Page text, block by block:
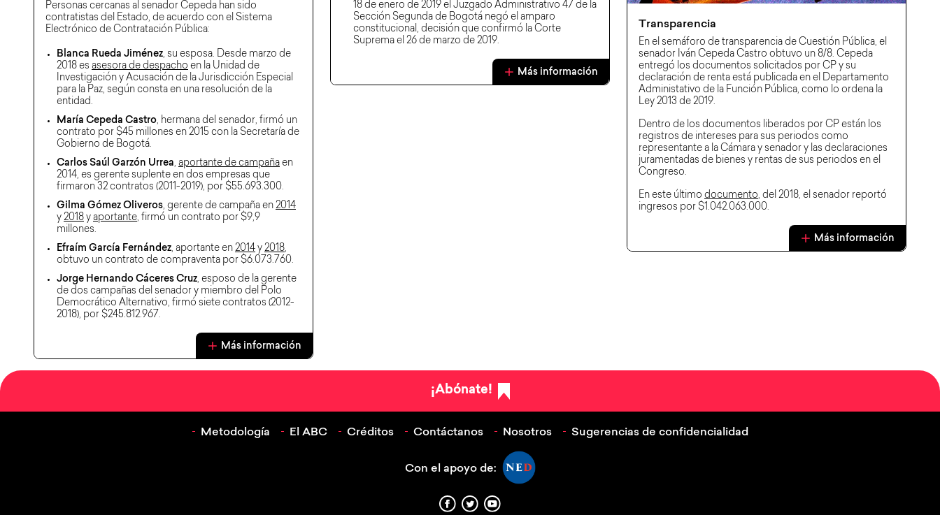
Personas cercanas al senador Cepeda han sido
contratistas del Estado, de acuerdo con el Sistema
Electrónico de Contratación Pública:
Blanca Rueda Jiménez, su esposa. Desde marzo de
2018 es asesora de despacho en la Unidad de
Investigación y Acusación de la Jurisdicción Especial
para la Paz, según consta en una resolución de la
entidad.
María Cepeda Castro, hermana del senador, firmó un
contrato por $45 millones en 2015 con la Secretaría de
Gobierno de Bogotá.
Carlos Saúl Garzón Urrea, aportante de campaña en
2014, es gerente suplente en dos empresas que
firmaron 32 contratos (2011-2019), por $55.693.300.
Gilma Gómez Oliveros, gerente de campaña en 2014
y 2018 y aportante, firmó un contrato por $9,9
millones.
Efraím García Fernández, aportante en 2014 y 2018,
obtuvo un contrato de compraventa por $6.073.760.
Jorge Hernando Cáceres Cruz, esposo de la gerente
de dos campañas del senador y miembro del Polo
Democrático Alternativo, firmó siete contratos (2012-
2018), por $245.812.967.
Más información
18 de enero de 2019 el Juzgado Administrativo 47 de la
Sección Segunda de Bogotá negó el amparo
constitucional, decisión que confirmó la Corte
Suprema el 26 de marzo de 2019.
Más información
Transparencia
En el semáforo de transparencia de Cuestión Pública, el
senador Iván Cepeda Castro obtuvo un 8/8. Cepeda
entregó los documentos solicitados por CP y su
declaración de renta está publicada en el Departamento
Administativo de la Función Pública, como lo ordena la
Ley 2013 de 2019.
Dentro de los documentos liberados por CP están los
registros de intereses para sus periodos como
representante a la Cámara y senador y las declaraciones
juramentadas de bienes y rentas de sus periodos en el
Congreso.
En este último documento, del 2018, el senador reportó
ingresos por $1.042.063.000.
Más información
¡Abónate!
Metodología El ABC Créditos Contáctanos Nosotros Sugerencias de confidencialidad
Con el apoyo de: